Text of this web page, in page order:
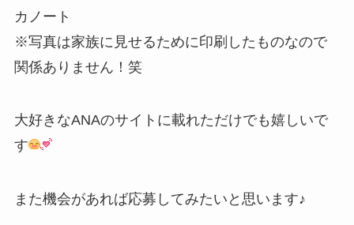
カノート
※写真は家族に見せるために印刷したものなので
関係ありません！笑
大好きなANAのサイトに載れただけでも嬉しいで
す
また機会があれば応募してみたいと思います♪